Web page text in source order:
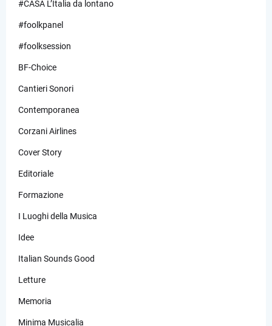
#CASA L’Italia da lontano
#foolkpanel
#foolksession
BF-Choice
Cantieri Sonori
Contemporanea
Corzani Airlines
Cover Story
Editoriale
Formazione
I Luoghi della Musica
Idee
Italian Sounds Good
Letture
Memoria
Minima Musicalia